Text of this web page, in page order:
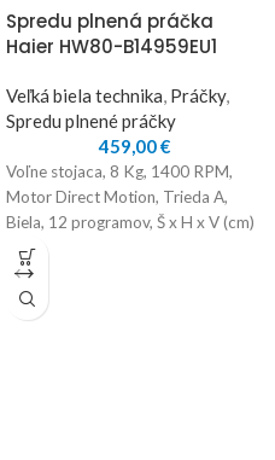
Spredu plnená práčka
Haier HW80-B14959EU1
Veľká biela technika, Práčky,
Spredu plnené práčky
459,00€
Voľne stojaca, 8 Kg, 1400 RPM,
Motor Direct Motion, Trieda A,
Biela, 12 programov, Š x H x V (cm)